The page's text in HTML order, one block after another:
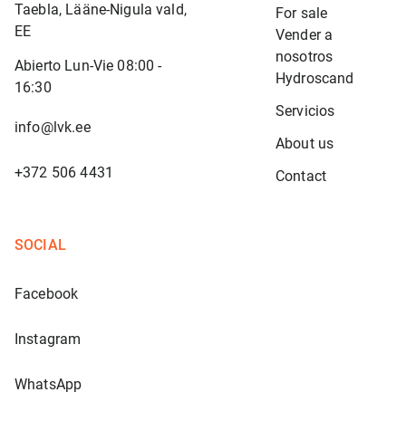
Taebla, Lääne-Nigula vald,
EE
Abierto Lun-Vie 08:00 -
16:30
info@lvk.ee
+372 506 4431
For sale
Vender a
nosotros
Hydroscand
Servicios
About us
Contact
SOCIAL
Facebook
Instagram
WhatsApp